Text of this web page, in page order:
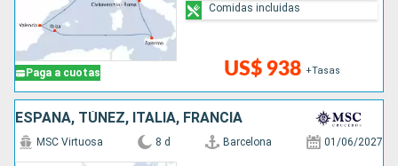
Paga a cuotas US$ 938 +Tasas
Comidas incluidas
ESPAÑA, TÚNEZ, ITALIA, FRANCIA
MSC Virtuosa 8 d Barcelona 01/06/2027